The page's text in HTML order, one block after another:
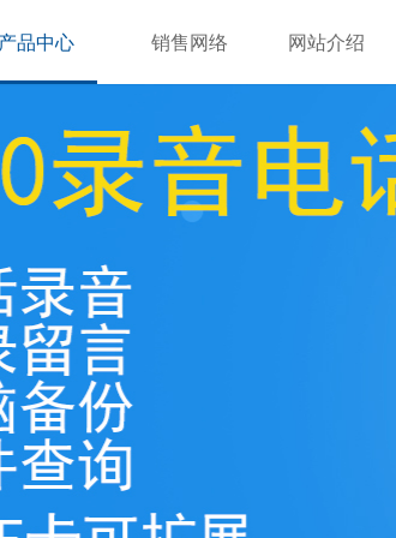
产品中心 销售网络 网站介绍